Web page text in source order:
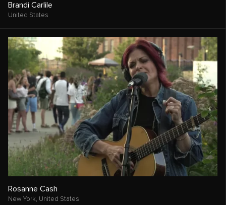
Brandi Carlile
United States
Rosanne Cash
New York, United States